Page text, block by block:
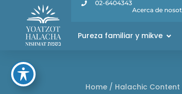
02-6404343
Acerca de
Pureza familiar y mikve
Home/ Halachic Content